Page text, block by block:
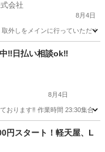
会社
8月4日
外しをメインに行っていただ
‼️日払い相談ok‼️
8月4日
おります‼️ 作業時間 23:30集合
相乗り
円スタート！軽天屋、L